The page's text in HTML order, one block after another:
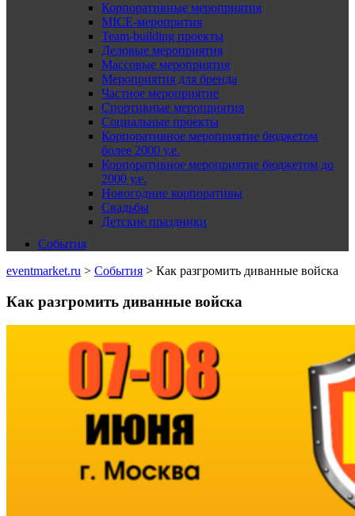
Корпоративные мероприятия
MICE-меропрития
Team-building проекты
Деловые мероприятия
Массовые мероприятия
Мероприятия для бренда
Частное мероприятие
Спортивные мероприятия
Социальные проекты
Корпоративное мероприятие бюджетом
более 2000 у.е.
Корпоративное мероприятие бюджетом до
2000 у.е.
Новогодние корпоративы
Свадьбы
Детские праздники
События
eventmarket.ru > События > Как разгромить диванные войска
Как разгромить диванные войска